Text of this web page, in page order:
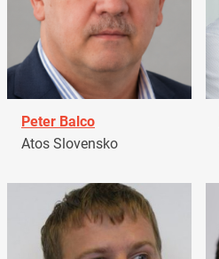
Peter Balco
Atos Slovensko